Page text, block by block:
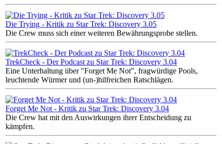
Die Trying - Kritik zu Star Trek: Discovery 3.05
Die Crew muss sich einer weiteren Bewährungsprobe stellen.
TrekCheck - Der Podcast zu Star Trek: Discovery 3.04
Eine Unterhaltung über "Forget Me Not", fragwürdige Pools,
leuchtende Würmer und (un-)hilfreichen Ratschlägen.
Forget Me Not - Kritik zu Star Trek: Discovery 3.04
Die Crew hat mit den Auswirkungen ihrer Entscheidung zu
kämpfen.